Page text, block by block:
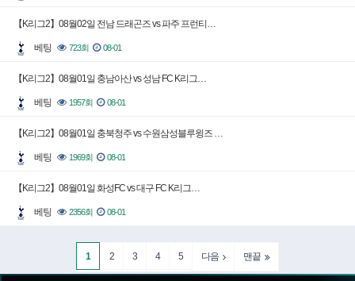
【K리그2】08월02일 전남 드래곤즈 vs 파주 프런티…
베팅 723회 08-01
【K리그2】08월01일 충남아산 vs 성남 FC K리그…
베팅 1957회 08-01
【K리그2】08월01일 충북청주 vs 수원삼성블루윙즈 …
베팅 1969회 08-01
【K리그2】08월01일 화성FC vs 대구 FC K리그…
베팅 2356회 08-01
1 2 3 4 5 다음 맨끝